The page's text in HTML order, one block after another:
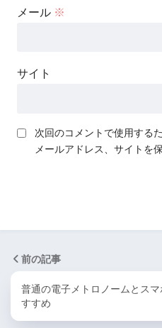
メール ※
サイト
次回のコメントで使用する
メールアドレス、サイトを
前の記事
普通の電子メトロノームとス
すすめ